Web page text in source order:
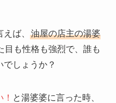
ば、 油屋の店主の湯婆
目も性格も強烈で、誰も
しょうか？
と湯婆婆に言った時、